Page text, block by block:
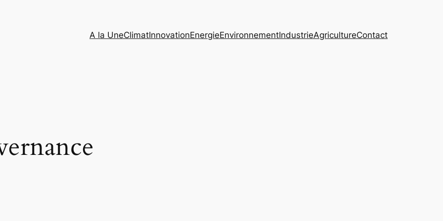
A la UneClimatInnovationEnergieEnvironnementIndustrieAgricultureContact